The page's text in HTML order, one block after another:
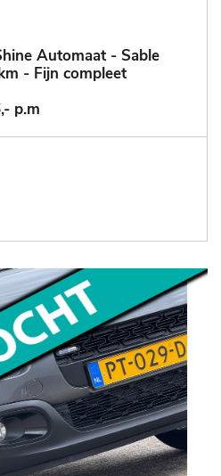
Automaat - Sable
- Fijn compleet
p.m